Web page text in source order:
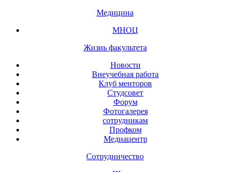
Медицина
МНОЦ
Жизнь факультета
Новости
Внеучебная работа
Клуб менторов
Студсовет
Форум
Фотогалерея
сотрудникам
Профком
Медиацентр
Сотрудничество